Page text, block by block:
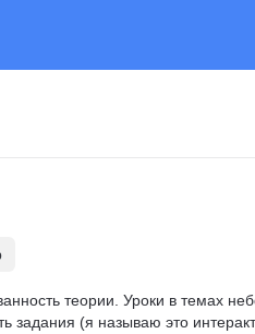
теории. Уроки в темах
задания (я называю это